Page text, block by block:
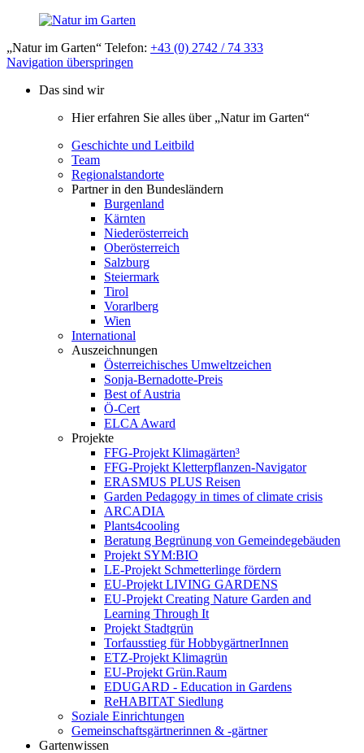
„Natur im Garten“ Telefon: +43 (0) 2742 / 74 333
Navigation überspringen
Das sind wir
Hier erfahren Sie alles über „Natur im Garten“
Geschichte und Leitbild
Team
Regionalstandorte
Partner in den Bundesländern
Burgenland
Kärnten
Niederösterreich
Oberösterreich
Salzburg
Steiermark
Tirol
Vorarlberg
Wien
International
Auszeichnungen
Österreichisches Umweltzeichen
Sonja-Bernadotte-Preis
Best of Austria
Ö-Cert
ELCA Award
Projekte
FFG-Projekt Klimagärten³
FFG-Projekt Kletterpflanzen-Navigator
ERASMUS PLUS Reisen
Garden Pedagogy in times of climate crisis
ARCADIA
Plants4cooling
Beratung Begrünung von Gemeindegebäuden
Projekt SYM:BIO
LE-Projekt Schmetterlinge fördern
EU-Projekt LIVING GARDENS
EU-Projekt Creating Nature Garden and
Learning Through It
Projekt Stadtgrün
Torfausstieg für HobbygärtnerInnen
ETZ-Projekt Klimagrün
EU-Projekt Grün.Raum
EDUGARD - Education in Gardens
ReHABITAT Siedlung
Soziale Einrichtungen
Gemeinschaftsgärtnerinnen & -gärtner
Gartenwissen